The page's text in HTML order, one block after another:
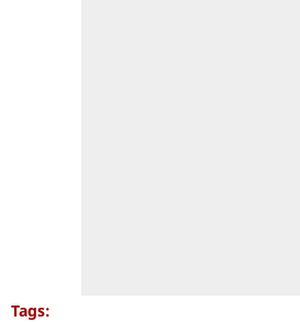
Tags: